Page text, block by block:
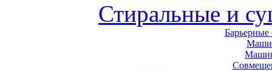
Стиральные и